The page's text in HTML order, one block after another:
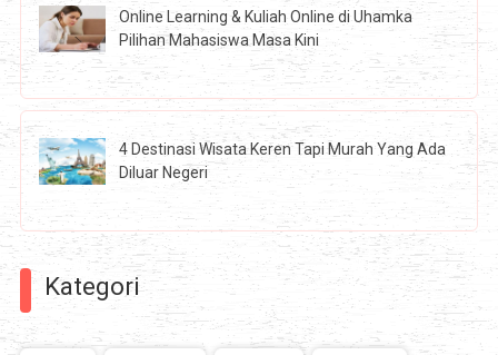
Online Learning & Kuliah Online di Uhamka
Pilihan Mahasiswa Masa Kini
4 Destinasi Wisata Keren Tapi Murah Yang Ada
Diluar Negeri
Kategori